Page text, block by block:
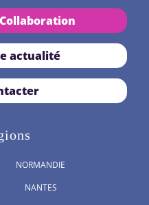
actualité
NORMANDIE
NANTES